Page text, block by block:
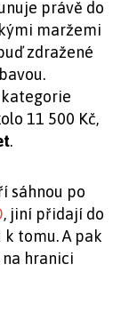
právě do
maržemi
zdražené
kategorie
11 500 Kč,
.
sáhnou po
, jiní přidají do
tomu. A pak
hranici